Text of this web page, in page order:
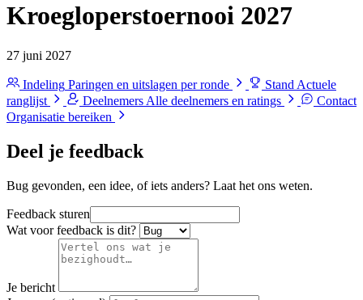
Kroegloperstoernooi 2027
27 juni 2027
Indeling Paringen en uitslagen per ronde Stand Actuele
ranglijst
Deelnemers Alle deelnemers en ratings
Contact
Organisatie bereiken
Deel je feedback
Bug gevonden, een idee, of iets anders? Laat het ons weten.
Feedback sturen
Wat voor feedback is dit?
Je bericht